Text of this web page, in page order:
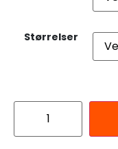
Størrelser